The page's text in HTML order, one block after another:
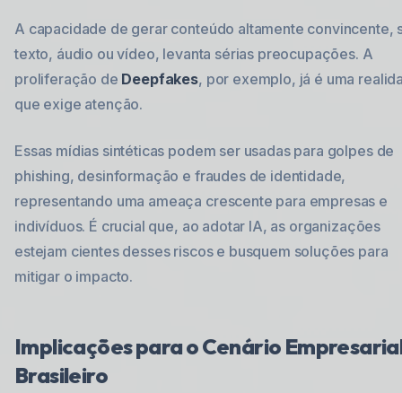
A capacidade de gerar conteúdo altamente convincente,
texto, áudio ou vídeo, levanta sérias preocupações. A
proliferação de Deepfakes, por exemplo, já é uma
que exige atenção.
Essas mídias sintéticas podem ser usadas para golpes de
phishing, desinformação e fraudes de identidade,
representando uma ameaça crescente para empresas e
indivíduos. É crucial que, ao adotar IA, as organizações
estejam cientes desses riscos e busquem soluções para
mitigar o impacto.
Implicações para o Cenário
Brasileiro